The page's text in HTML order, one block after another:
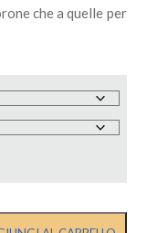
che a quelle per